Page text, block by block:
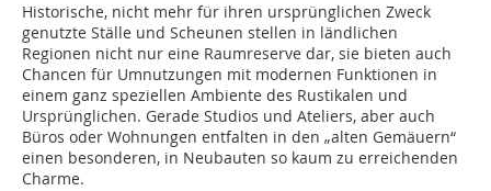
Historische, nicht mehr für ihren ursprünglichen Zweck
genutzte Ställe und Scheunen stellen in ländlichen
Regionen nicht nur eine Raumreserve dar, sie bieten auch
Chancen für Umnutzungen mit modernen Funktionen in
einem ganz speziellen Ambiente des Rustikalen und
Ursprünglichen. Gerade Studios und Ateliers, aber auch
Büros oder Wohnungen entfalten in den „alten Gemäuern“
einen besonderen, in Neubauten so kaum zu erreichenden
Charme.